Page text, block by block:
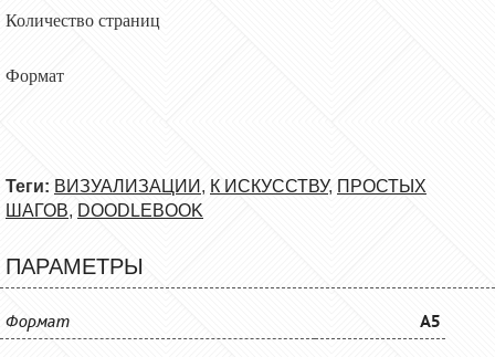
Количество страниц
Формат
Теги: ВИЗУАЛИЗАЦИИ , К ИСКУССТВУ, ПРОСТЫХ
ШАГОВ, DOODLEBOOK
ПАРАМЕТРЫ
Формат A5